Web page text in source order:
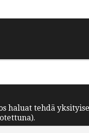
haluat tehdä